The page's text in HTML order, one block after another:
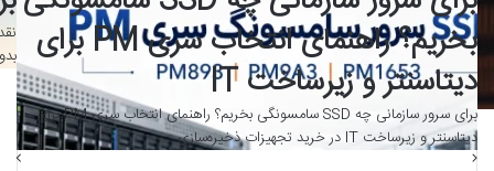
نقد و بررسی شیر مو آدرا حاوی روغن آرگان شیر مو آدرا حاوی روغن آرگان، محصولی
بدون نیاز به آبکشی…